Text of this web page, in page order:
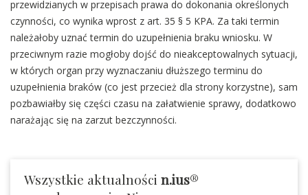
przewidzianych w przepisach prawa do dokonania określonych
czynności, co wynika wprost z art. 35 § 5 KPA. Za taki termin
należałoby uznać termin do uzupełnienia braku wniosku. W
przeciwnym razie mogłoby dojść do nieakceptowalnych sytuacji,
w których organ przy wyznaczaniu dłuższego terminu do
uzupełnienia braków (co jest przecież dla strony korzystne), sam
pozbawiałby się części czasu na załatwienie sprawy, dodatkowo
narażając się na zarzut bezczynności.
Wszystkie aktualności n.ius®